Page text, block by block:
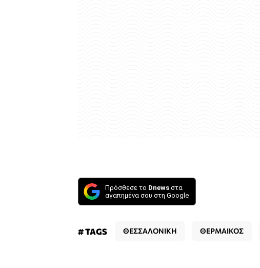
Πρόσθεσε το Dnews στα
αγαπημένα σου στη Google
# TAGS ΘΕΣΣΑΛΟΝΙΚΗ ΘΕΡΜΑΙΚΟΣ